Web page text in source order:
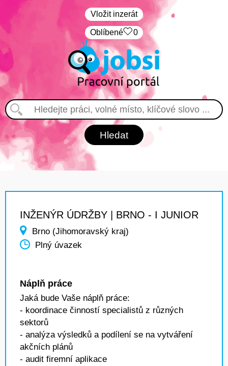
Vložit inzerát
Oblíbené 0
INŽENÝR ÚDRŽBY | BRNO - I JUNIOR
Brno (Jihomoravský kraj)
Plný úvazek
Náplň práce
Jaká bude Vaše náplň práce:
- koordinace činností specialistů z různých
sektorů
- analýza výsledků a podílení se na vytváření
akčních plánů
- audit firemní aplikace